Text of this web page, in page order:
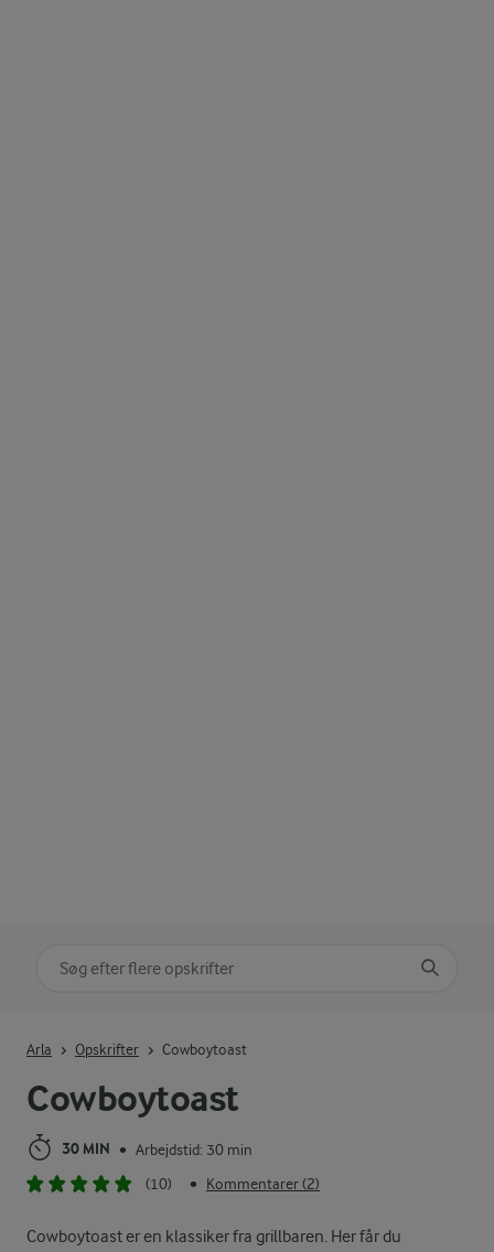
Cowboytoast
30 MIN • Arbejdstid: 30 min
(10)
• Kommentarer (2)
Cowboytoast er en klassiker fra grillbaren. Her får du
Arla Opskrifter Cowboytoast
Søg på kategori